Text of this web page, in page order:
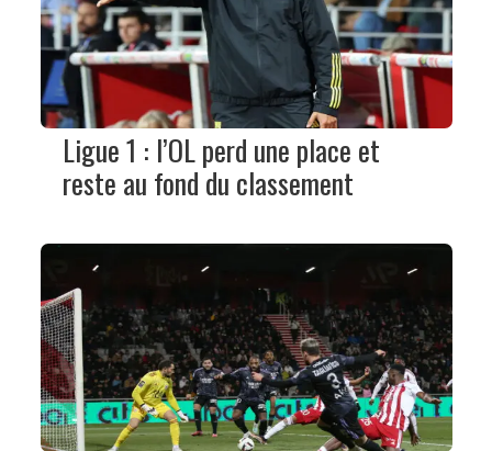
Ligue 1 : l’OL perd une place et
reste au fond du classement